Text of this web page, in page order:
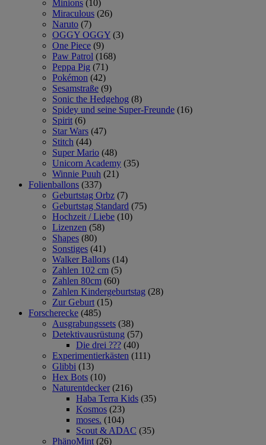
Minions (10)
Miraculous (26)
Naruto (7)
OGGY OGGY (3)
One Piece (9)
Paw Patrol (168)
Peppa Pig (71)
Pokémon (42)
Sesamstraße (9)
Sonic the Hedgehog (8)
Spidey und seine Super-Freunde (16)
Spirit (6)
Star Wars (47)
Stitch (44)
Super Mario (48)
Unicorn Academy (35)
Winnie Puuh (21)
Folienballons (337)
Geburtstag Orbz (7)
Geburtstag Standard (75)
Hochzeit / Liebe (10)
Lizenzen (58)
Shapes (80)
Sonstiges (41)
Walker Ballons (14)
Zahlen 102 cm (5)
Zahlen 80cm (60)
Zahlen Kindergeburtstag (28)
Zur Geburt (15)
Forscherecke (485)
Ausgrabungssets (38)
Detektivausrüstung (57)
Die drei ??? (40)
Experimentierkästen (111)
Glibbi (13)
Hex Bots (10)
Naturentdecker (216)
Haba Terra Kids (35)
Kosmos (23)
moses. (104)
Scout & ADAC (35)
PhänoMint (26)